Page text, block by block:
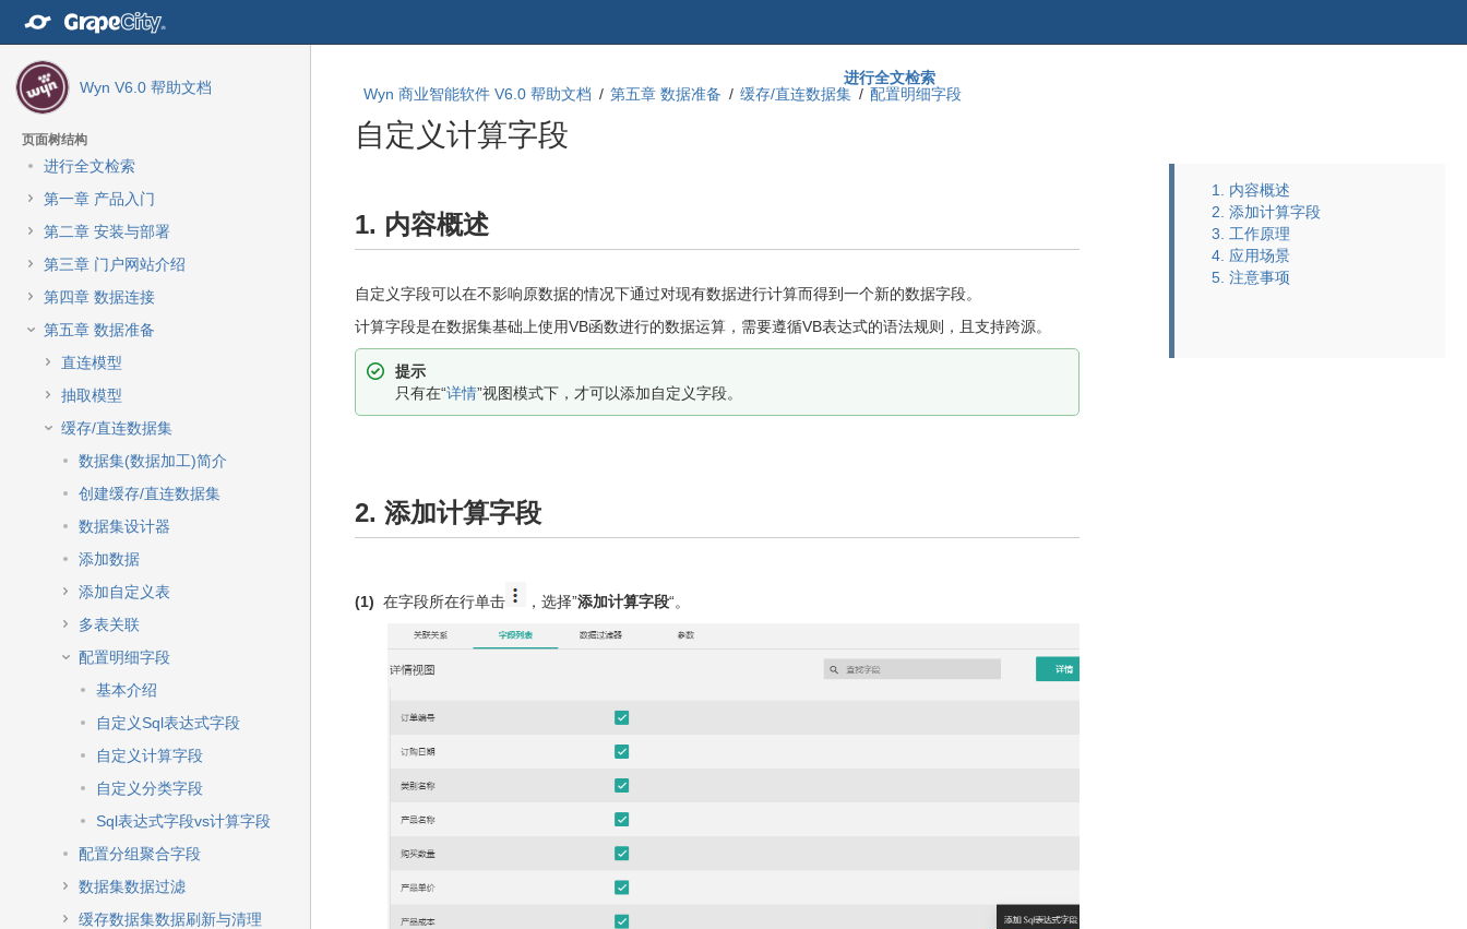
Wyn V6.0 帮助文档
页面树结构
进行全文检索
第一章 产品入门
第二章 安装与部署
第三章 门户网站介绍
第四章 数据连接
第五章 数据准备
直连模型
抽取模型
缓存/直连数据集
数据集(数据加工)简介
创建缓存/直连数据集
数据集设计器
添加数据
添加自定义表
多表关联
配置明细字段
基本介绍
自定义Sql表达式字段
自定义计算字段
自定义分类字段
Sql表达式字段vs计算字段
配置分组聚合字段
数据集数据过滤
缓存数据集数据刷新与清理
进行全文检索
Wyn 商业智能软件 V6.0 帮助文档
第五章 数据准备 缓存/直连数据集 配置明细字段
自定义计算字段
元
数
结
尾
元
数
起
始
1. 内容概述
2. 添加计算字段
3. 工作原理
4. 应用场景
5. 注意事项
1. 内容概述
自定义字段可以在不影响原数据的情况下通过对现有数据进行计算而得到一个新的数据字段。
计算字段是在数据集基础上使用VB函数进行的数据运算，需要遵循VB表达式的语法规则，且支持跨源。
提示
只有在“详情”视图模式下，才可以添加自定义字段。
2. 添加计算字段
(1) 在字段所在行单击 ，选择”添加计算字段“。